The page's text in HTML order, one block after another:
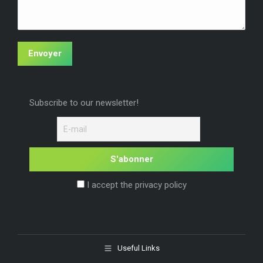
Envoyer
Subscribe to our newsletter!
I accept the privacy policy
Useful Links